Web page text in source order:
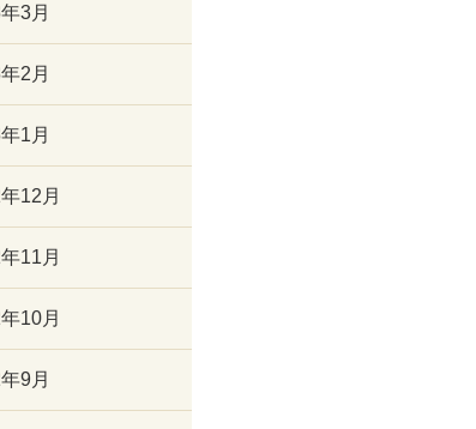
3月
2月
1月
12月
11月
10月
9月